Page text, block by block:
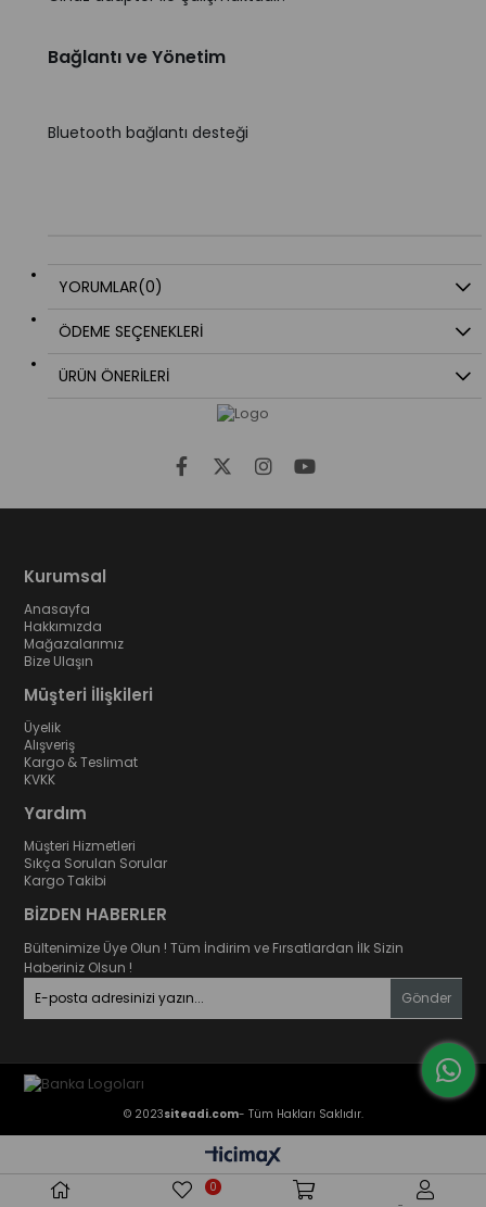
Bağlantı ve Yönetim
Bluetooth bağlantı desteği
YORUMLAR(0)
ÖDEME SEÇENEKLERI
ÜRÜN ÖNERILERI
Kurumsal
Anasayfa
Hakkımızda
Mağazalarımız
Bize Ulaşın
Müşteri İlişkileri
Üyelik
Alışveriş
Kargo & Teslimat
KVKK
Yardım
Müşteri Hizmetleri
Sıkça Sorulan Sorular
Kargo Takibi
BİZDEN HABERLER
Bültenimize Üye Olun ! Tüm İndirim ve Fırsatlardan İlk Sizin
Haberiniz Olsun !
Gönder
© 2023siteadi.com- Tüm Hakları Saklıdır.
0